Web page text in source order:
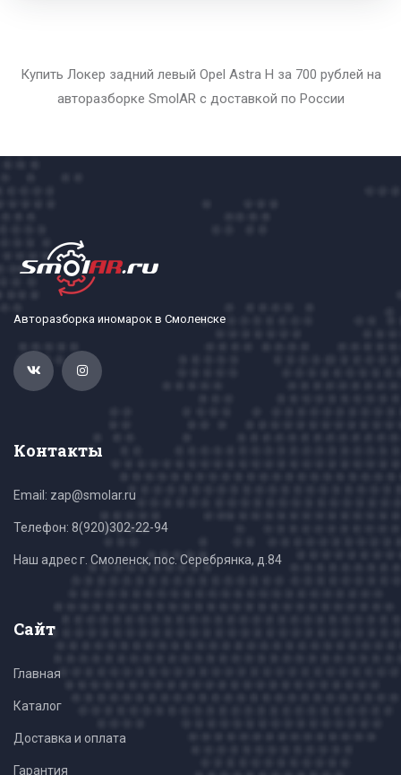
Купить Локер задний левый Opel Astra H за 700 рублей на
авторазборке SmolAR с доставкой по России
Авторазборка иномарок в Смоленске
Контакты
Email: zap@smolar.ru
Телефон: 8(920)302-22-94
Наш адрес г. Смоленск, пос. Серебрянка, д.84
Сайт
Главная
Каталог
Доставка и оплата
Гарантия